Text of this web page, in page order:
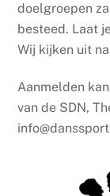
doelgroepen
besteed. Laat
Wij kijken uit
Aanmelden
van de SDN,